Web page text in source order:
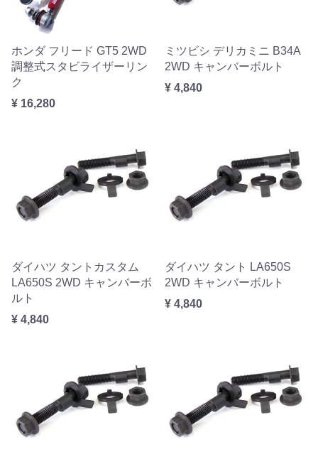
ホンダ フリード GT5 2WD
調整式スタビライザーリン
ク
¥ 16,280
ミツビシ デリカミニ B34A
2WD キャンバーボルト
¥ 4,840
ダイハツ タントカスタム
LA650S 2WD キャンバーボ
ルト
¥ 4,840
ダイハツ タント LA650S
2WD キャンバーボルト
¥ 4,840